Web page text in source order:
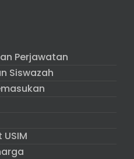
Perjawatan
Siswazah